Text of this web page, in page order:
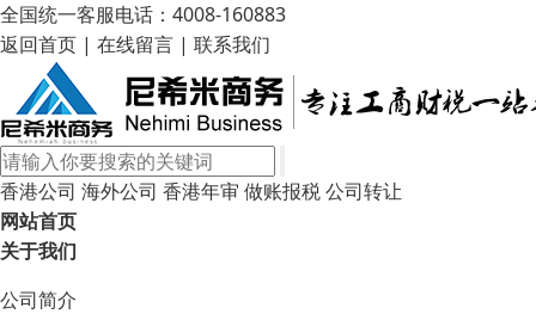
全国统一客服电话：4008-160883
返回首页 | 在线留言 | 联系我们
香港公司 海外公司 香港年审 做账报税公司转让
网站首页
关于我们
公司简介